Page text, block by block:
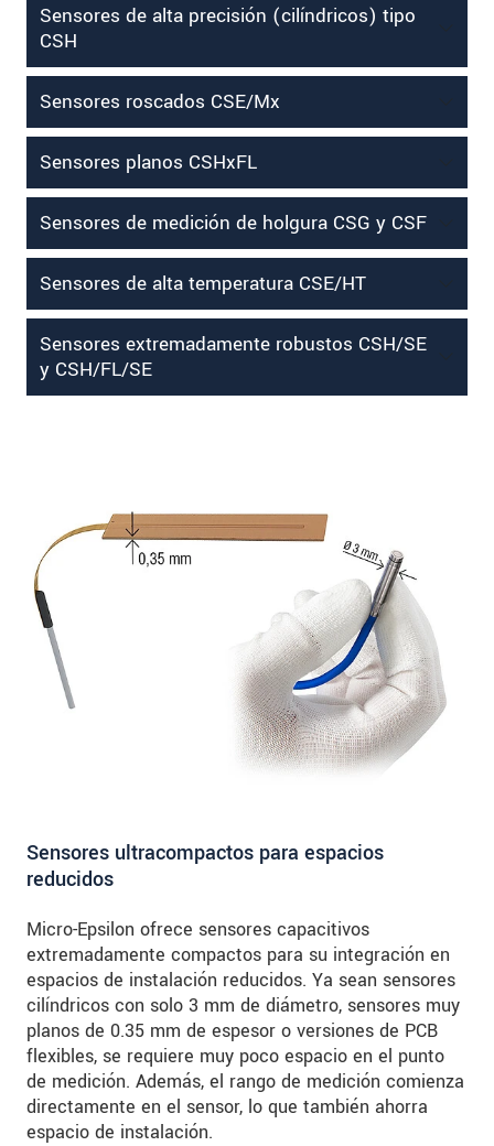
Sensores de alta precisión (cilíndricos) tipo
CSH
Sensores roscados CSE/Mx
Sensores planos CSHxFL
Sensores de medición de holgura CSG y CSF
Sensores de alta temperatura CSE/HT
Sensores extremadamente robustos CSH/SE
y CSH/FL/SE
Sensores ultracompactos para espacios
reducidos
Micro-Epsilon ofrece sensores capacitivos
extremadamente compactos para su integración en
espacios de instalación reducidos. Ya sean sensores
cilíndricos con solo 3 mm de diámetro, sensores muy
planos de 0.35 mm de espesor o versiones de PCB
flexibles, se requiere muy poco espacio en el punto
de medición. Además, el rango de medición comienza
directamente en el sensor, lo que también ahorra
espacio de instalación.